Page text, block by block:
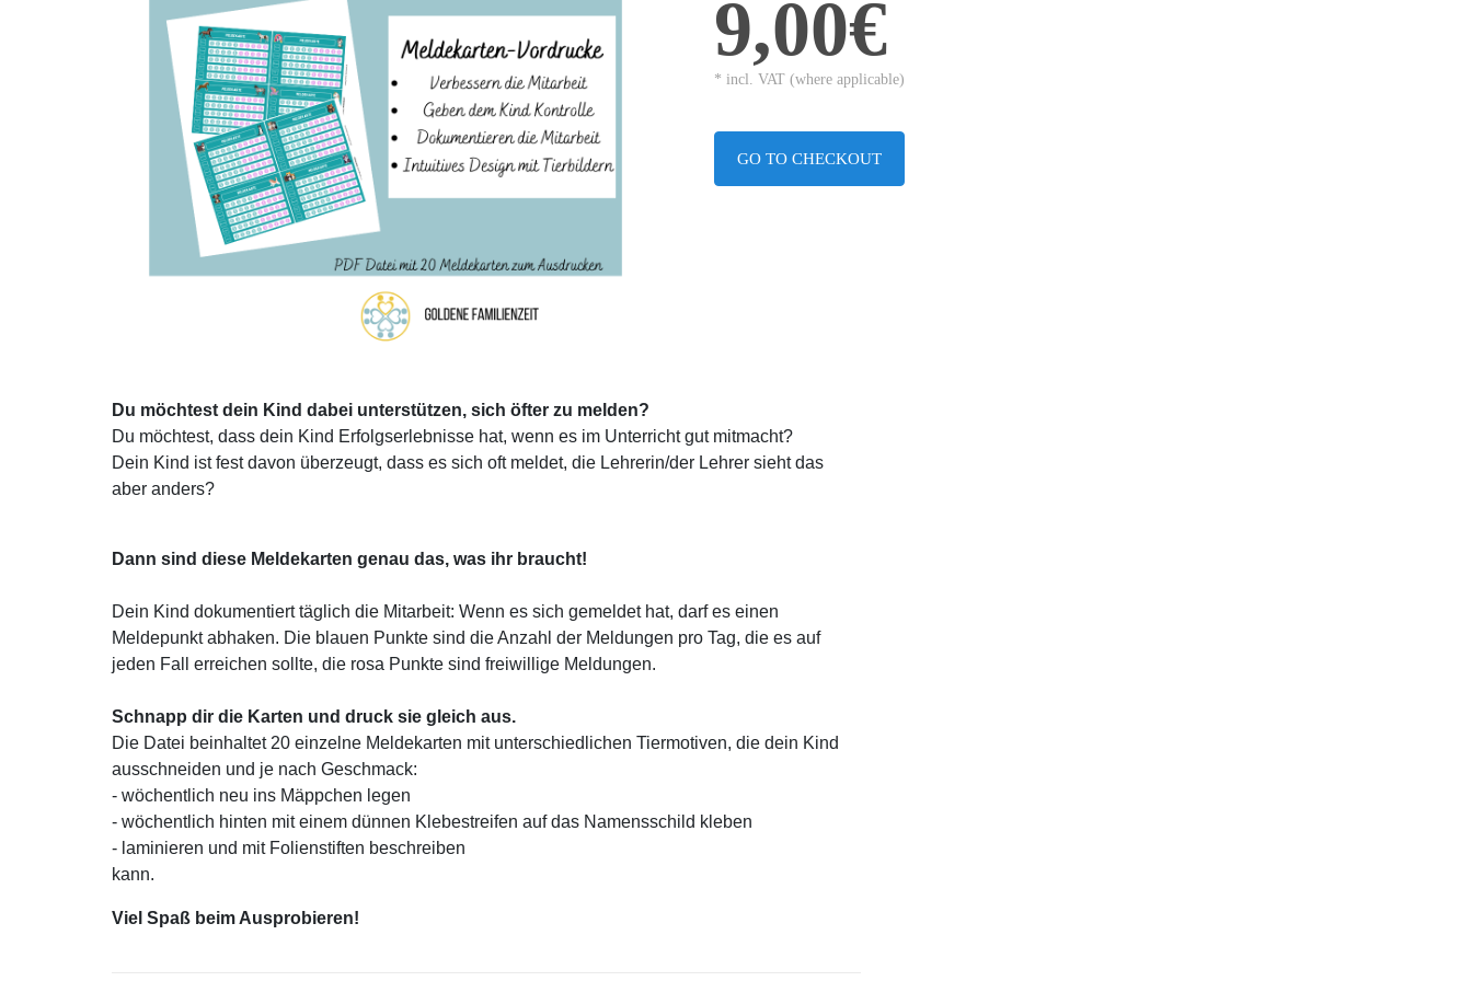
9,00€
* incl. VAT (where applicable)
GO TO CHECKOUT
Du möchtest dein Kind dabei unterstützen, sich öfter zu melden?
Du möchtest, dass dein Kind Erfolgserlebnisse hat, wenn es im Unterricht gut mitmacht?
Dein Kind ist fest davon überzeugt, dass es sich oft meldet, die Lehrerin/der Lehrer sieht das
aber anders?
Dann sind diese Meldekarten genau das, was ihr braucht!
Dein Kind dokumentiert täglich die Mitarbeit: Wenn es sich gemeldet hat, darf es einen
Meldepunkt abhaken. Die blauen Punkte sind die Anzahl der Meldungen pro Tag, die es auf
jeden Fall erreichen sollte, die rosa Punkte sind freiwillige Meldungen.
Schnapp dir die Karten und druck sie gleich aus.
Die Datei beinhaltet 20 einzelne Meldekarten mit unterschiedlichen Tiermotiven, die dein Kind
ausschneiden und je nach Geschmack:
- wöchentlich neu ins Mäppchen legen
- wöchentlich hinten mit einem dünnen Klebestreifen auf das Namensschild kleben
- laminieren und mit Folienstiften beschreiben
kann.
Viel Spaß beim Ausprobieren!